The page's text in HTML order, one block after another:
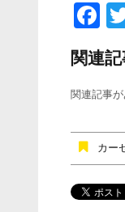
F
a
c
e
o
o
k
関連
関連記事が
カー